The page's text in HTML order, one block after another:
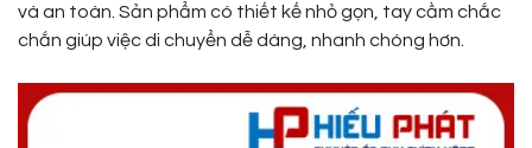
và an toàn. Sản phẩm có thiết kế nhỏ gọn, tay cầm chắc
chắn giúp việc di chuyển dễ dàng, nhanh chóng hơn.